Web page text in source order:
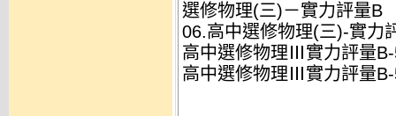
選修物理(三)－實力評量B
06.高中選修物理(三)-實力
高中選修物理Ⅲ實力評量
高中選修物理Ⅲ實力評量